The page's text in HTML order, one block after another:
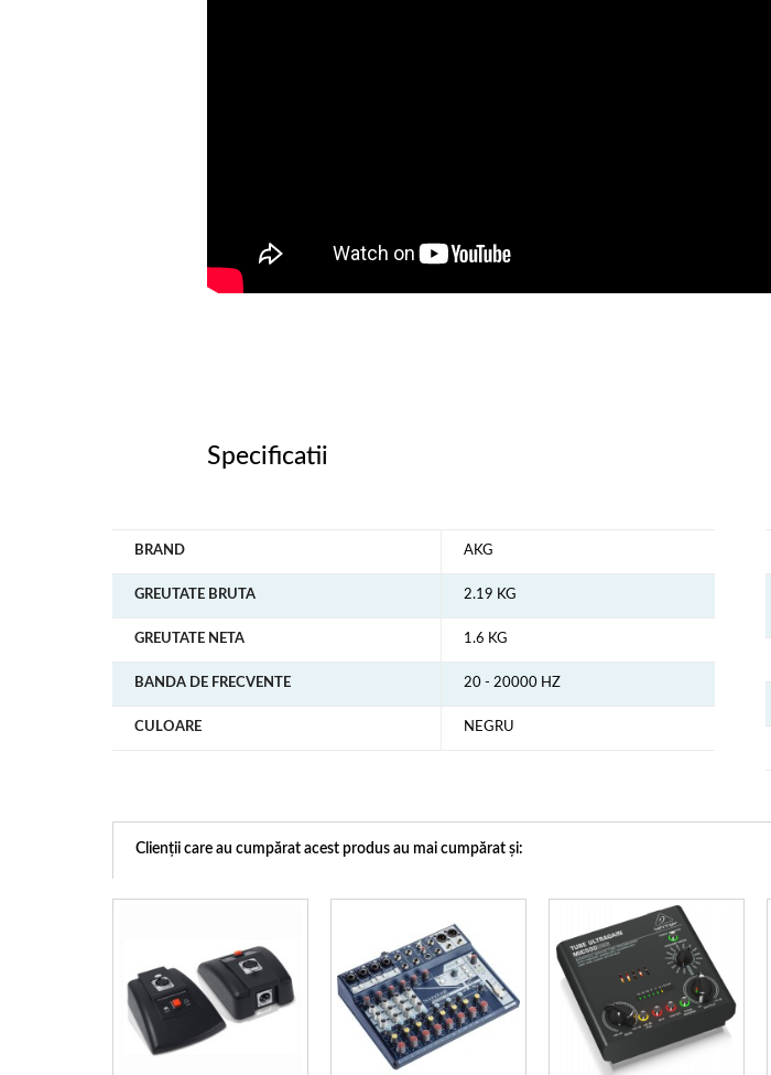
Specificatii
BRAND AKG
GREUTATE BRUTA 2.19 KG
GREUTATE NETA 1.6 KG
BANDA DE FRECVENTE 20 - 20000 HZ
CULOARE NEGRU
Clienții care au cumpărat acest produs au mai cumpărat și: